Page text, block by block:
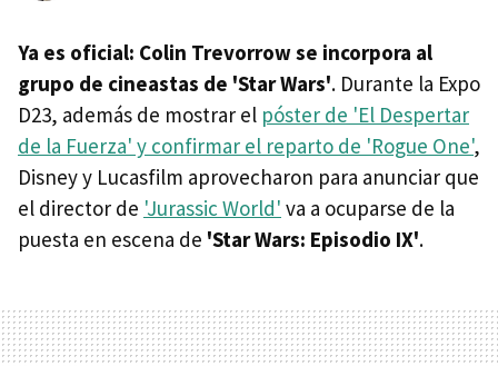
Ya es oficial: Colin Trevorrow se incorpora al
grupo de cineastas de 'Star Wars'. Durante la Expo
D23, además de mostrar el póster de 'El Despertar
de la Fuerza' y confirmar el reparto de 'Rogue One',
Disney y Lucasfilm aprovecharon para anunciar que
el director de 'Jurassic World' va a ocuparse de la
puesta en escena de 'Star Wars: Episodio IX'.